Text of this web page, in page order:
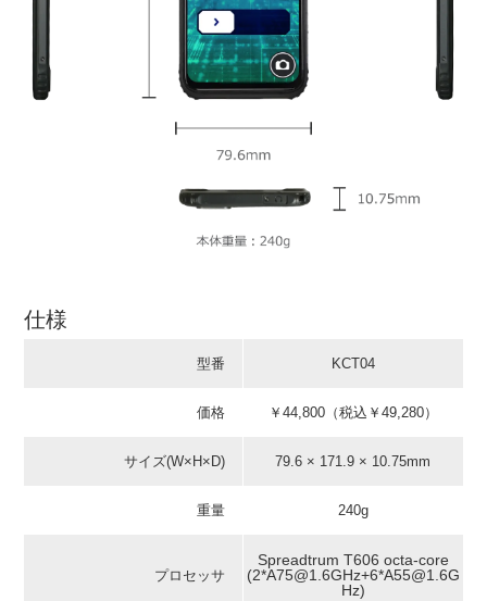
仕様
型番 KCT04
価格 ￥44,800（税込￥49,280）
サイズ(W×H×D) 79.6 × 171.9 × 10.75mm
重量 240g
プロセッサ
Spreadtrum T606 octa-core
(2*A75@1.6GHz+6*A55@1.6G
Hz)